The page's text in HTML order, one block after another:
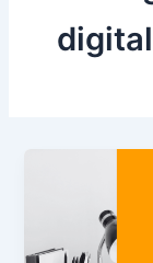
digital